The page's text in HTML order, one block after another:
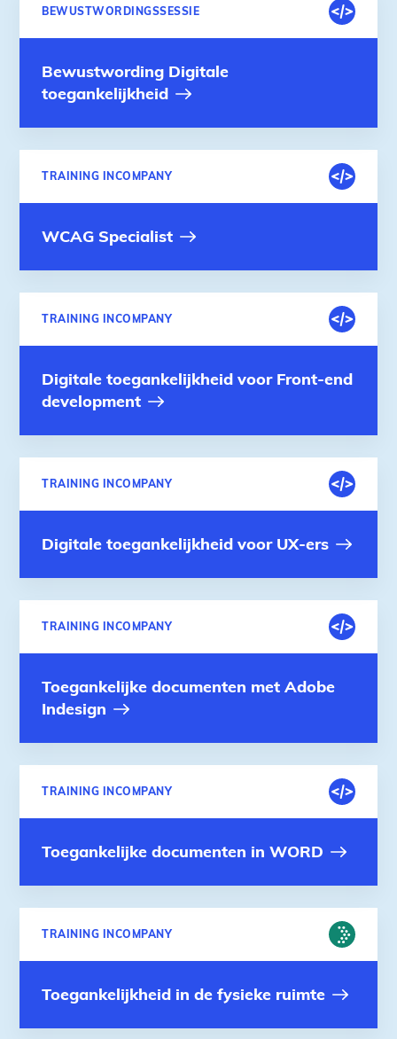
Training
Bewustwording Digitale
toegankelijkheid
BEWUSTWORDINGSSESSIE
DIGITALE
OMGEVING
WCAG Specialist
TRAINING INCOMPANY
DIGITALE
OMGEVING
Digitale toegankelijkheid voor Front-end
development
TRAINING INCOMPANY
DIGITALE
OMGEVING
Digitale toegankelijkheid voor UX-ers
TRAINING INCOMPANY
DIGITALE
OMGEVING
Toegankelijke documenten met Adobe
Indesign
TRAINING INCOMPANY
DIGITALE
OMGEVING
Toegankelijke documenten in WORD
TRAINING INCOMPANY
DIGITALE
OMGEVING
Toegankelijkheid in de fysieke ruimte
TRAINING INCOMPANY
FYSIEKE
OMGEVING